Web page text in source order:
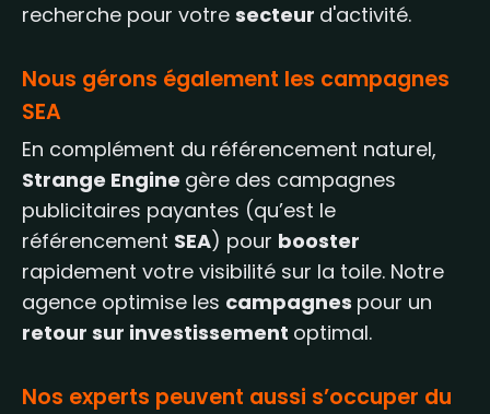
recherche pour votre secteur d'activité.
Nous gérons également les campagnes
SEA
En complément du référencement naturel,
Strange Engine gère des campagnes
publicitaires payantes (qu’est le
référencement SEA) pour booster
rapidement votre visibilité sur la toile. Notre
agence optimise les campagnes pour un
retour sur investissement optimal.
Nos experts peuvent aussi s’occuper du